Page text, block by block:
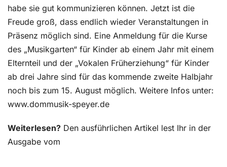
habe sie gut kommunizieren können. Jetzt ist die
Freude groß, dass endlich wieder Veranstaltungen in
Präsenz möglich sind. Eine Anmeldung für die Kurse
des „Musikgarten“ für Kinder ab einem Jahr mit einem
Elternteil und der „Vokalen Früherziehung“ für Kinder
ab drei Jahre sind für das kommende zweite Halbjahr
noch bis zum 15. August möglich. Weitere Infos unter:
www.dommusik-speyer.de
Weiterlesen? Den ausführlichen Artikel lest Ihr in der
Ausgabe vom